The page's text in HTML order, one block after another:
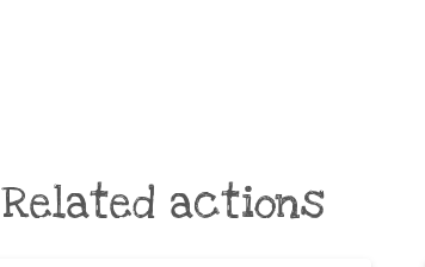
Related actions